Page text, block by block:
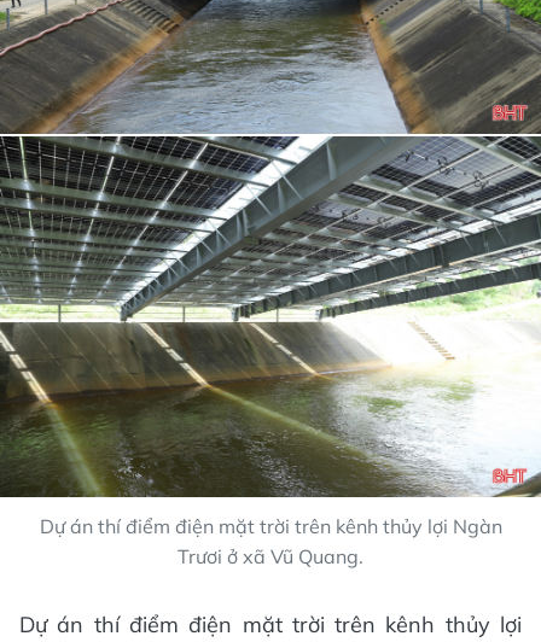
Dự án thí điểm điện mặt trời trên kênh thủy lợi Ngàn
Trươi ở xã Vũ Quang.
Dự án thí điểm điện mặt trời trên kênh thủy lợi